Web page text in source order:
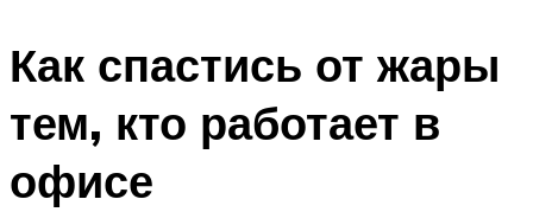
Как спастись от жары
тем, кто работает в
офисе